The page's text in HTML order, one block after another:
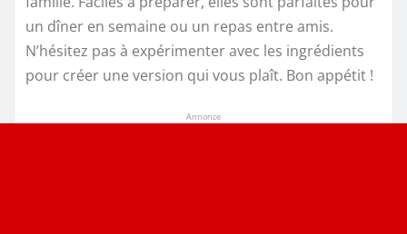
un dîner en semaine ou un repas entre amis.
N’hésitez pas à expérimenter avec les ingrédients
pour créer une version qui vous plaît. Bon appétit !
Annonce